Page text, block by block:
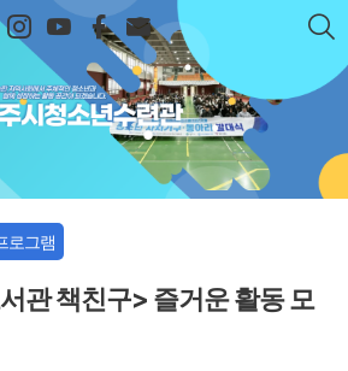
시청소년수련관
로그램
관 책친구> 즐거운 활동 모